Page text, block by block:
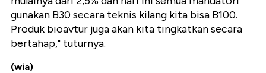
gunakan B30 secara teknis kilang kita bisa B100.
Produk bioavtur juga akan kita tingkatkan secara
bertahap," tuturnya.
(wia)